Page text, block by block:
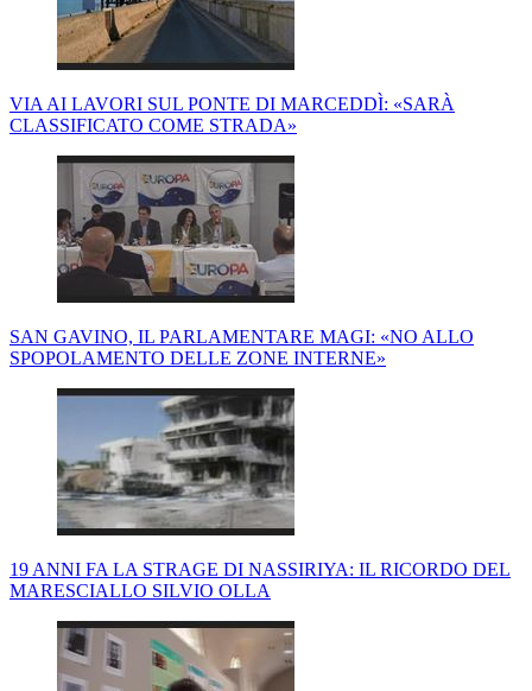
VIA AI LAVORI SUL PONTE DI MARCEDDÌ: «SARÀ
CLASSIFICATO COME STRADA»
SAN GAVINO, IL PARLAMENTARE MAGI: «NO ALLO
SPOPOLAMENTO DELLE ZONE INTERNE»
19 ANNI FA LA STRAGE DI NASSIRIYA: IL RICORDO DEL
MARESCIALLO SILVIO OLLA